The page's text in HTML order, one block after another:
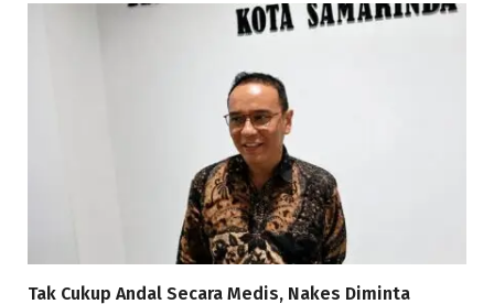
Tak Cukup Andal Secara Medis, Nakes Diminta